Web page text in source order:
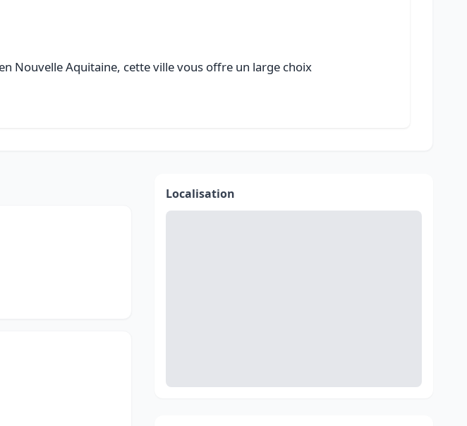
Nouvelle Aquitaine, cette ville vous offre un large choix
Localisation